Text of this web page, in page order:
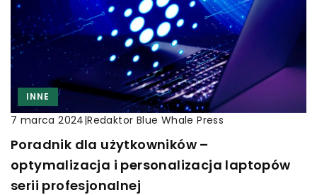
INNE
7 marca 2024|Redaktor Blue Whale Press
Poradnik dla użytkowników –
optymalizacja i personalizacja laptopów
serii profesjonalnej